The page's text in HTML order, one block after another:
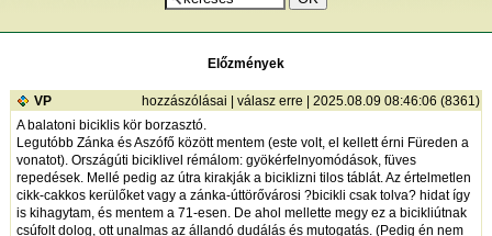
Előzmények
VP hozzászólásai | válasz erre | 2025.08.09 08:46:06 (8361)
A balatoni biciklis kör borzasztó.
Legutóbb Zánka és Aszófő között mentem (este volt, el kellett érni Füreden a
vonatot). Országúti biciklivel rémálom: gyökérfelnyomódások, füves
repedések. Mellé pedig az útra kirakják a biciklizni tilos táblát. Az értelmetlen
cikk-cakkos kerülőket vagy a zánka-úttörővárosi ?bicikli csak tolva? hidat így
is kihagytam, és mentem a 71-esen. De ahol mellette megy ez a bicikliútnak
csúfolt dolog, ott unalmas az állandó dudálás és mutogatás. (Pedig én nem